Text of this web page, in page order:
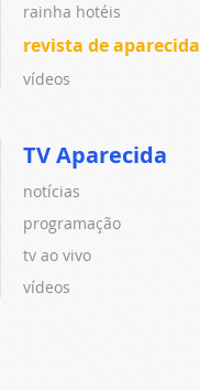
rainha hotéis
revista de aparecida
vídeos
TV Aparecida
notícias
programação
tv ao vivo
vídeos